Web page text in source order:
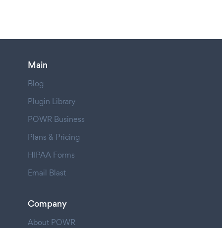
Main
Blog
Plugin Library
POWR Business
Plans & Pricing
HIPAA Forms
Email Blast
Company
About POWR